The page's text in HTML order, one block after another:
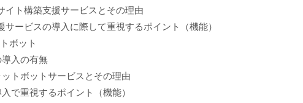
ト構築支援サービスとその理由
ービスの導入に際して重視するポイント（機能）
トボット
導入の有無
トボットサービスとその理由
で重視するポイント（機能）